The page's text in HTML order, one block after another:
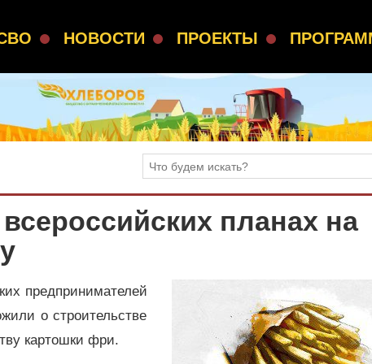
НОВОСТИ ПРОЕКТЫ
планах на
предпринимателей
о строительстве
картошки фри.